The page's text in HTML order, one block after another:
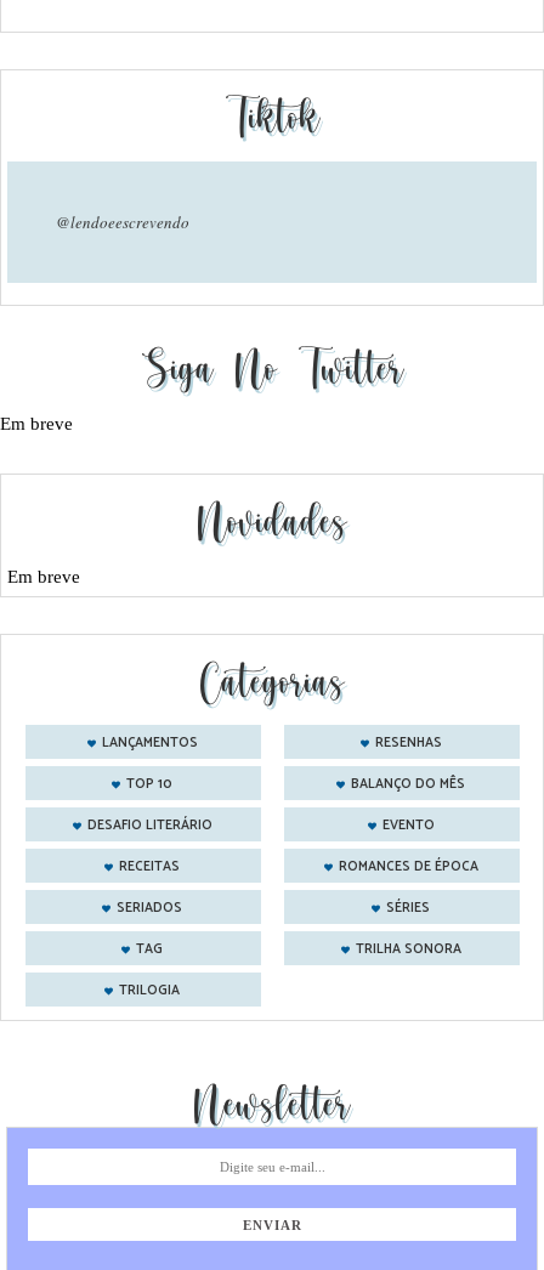
Tiktok
@lendoeescrevendo
Siga No Twitter
Em breve
Novidades
Em breve
Categorias
LANÇAMENTOS
RESENHAS
TOP 10
BALANÇO DO MÊS
DESAFIO LITERÁRIO
EVENTO
RECEITAS
ROMANCES DE ÉPOCA
SERIADOS
SÉRIES
TAG
TRILHA SONORA
TRILOGIA
Newsletter